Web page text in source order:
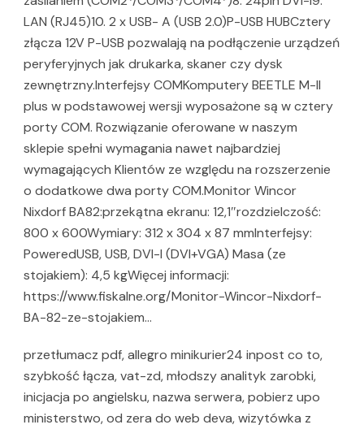
LAN (RJ45)10. 2 x USB- A (USB 2.0)P-USB HUBCztery
złącza 12V P-USB pozwalają na podłączenie urządzeń
peryferyjnych jak drukarka, skaner czy dysk
zewnętrzny.Interfejsy COMKomputery BEETLE M-II
plus w podstawowej wersji wyposażone są w cztery
porty COM. Rozwiązanie oferowane w naszym
sklepie spełni wymagania nawet najbardziej
wymagających Klientów ze względu na rozszerzenie
o dodatkowe dwa porty COM.Monitor Wincor
Nixdorf BA82:przekątna ekranu: 12,1″rozdzielczość:
800 x 600Wymiary: 312 x 304 x 87 mmInterfejsy:
PoweredUSB, USB, DVI-I (DVI+VGA) Masa (ze
stojakiem): 4,5 kgWięcej informacji:
https://www.fiskalne.org/Monitor-Wincor-Nixdorf-
BA-82-ze-stojakiem…
przetłumacz pdf, allegro minikurier24 inpost co to,
szybkość łącza, vat-zd, młodszy analityk zarobki,
inicjacja po angielsku, nazwa serwera, pobierz upo
ministerstwo, od zera do web deva, wizytówka z